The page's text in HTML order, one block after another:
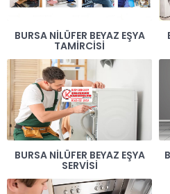
BURSA NILÜFER BEYAZ EŞYA
TAMIRCISI
BURSA NILÜFER BEYAZ EŞYA
SERVISI